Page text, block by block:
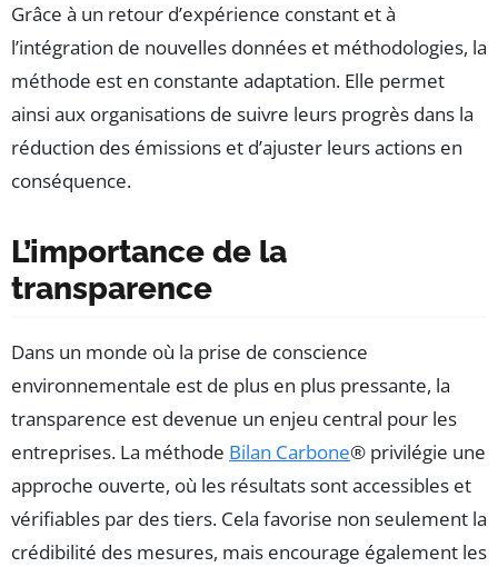
Grâce à un retour d’expérience constant et à
l’intégration de nouvelles données et méthodologies, la
méthode est en constante adaptation. Elle permet
ainsi aux organisations de suivre leurs progrès dans la
réduction des émissions et d’ajuster leurs actions en
conséquence.
L’importance de la
transparence
Dans un monde où la prise de conscience
environnementale est de plus en plus pressante, la
transparence est devenue un enjeu central pour les
entreprises. La méthode Bilan Carbone® privilégie une
approche ouverte, où les résultats sont accessibles et
vérifiables par des tiers. Cela favorise non seulement la
crédibilité des mesures, mais encourage également les